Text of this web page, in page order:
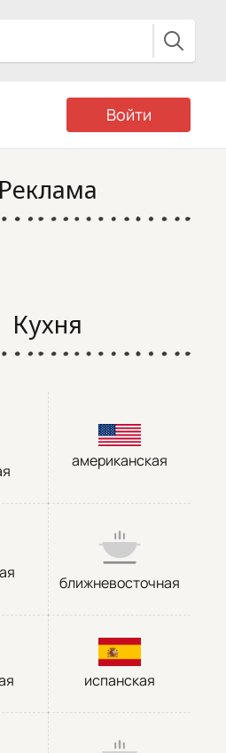
Войти
Реклама
Кухня
американская
ближневосточная
испанская